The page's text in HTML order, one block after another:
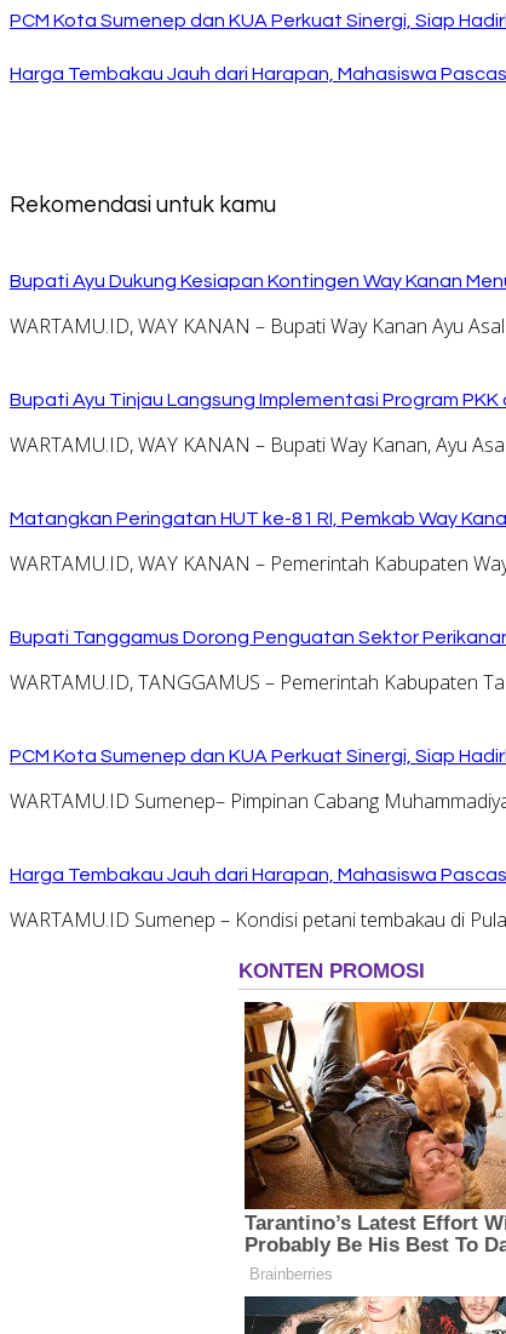
PCM Kota Sumenep dan KUA Perkuat Sinergi, Siap
Harga Tembakau Jauh dari Harapan, Mahasiswa
Rekomendasi untuk kamu
Bupati Ayu Dukung Kesiapan Kontingen Way Kanan
WARTAMU.ID, WAY KANAN – Bupati Way Kanan Ayu
Bupati Ayu Tinjau Langsung Implementasi Program PKK
WARTAMU.ID, WAY KANAN – Bupati Way Kanan, Ayu
Matangkan Peringatan HUT ke-81 RI, Pemkab Way
WARTAMU.ID, WAY KANAN – Pemerintah Kabupaten
Bupati Tanggamus Dorong Penguatan Sektor
WARTAMU.ID, TANGGAMUS – Pemerintah Kabupaten
PCM Kota Sumenep dan KUA Perkuat Sinergi, Siap
WARTAMU.ID Sumenep– Pimpinan Cabang
Harga Tembakau Jauh dari Harapan, Mahasiswa
WARTAMU.ID Sumenep – Kondisi petani tembakau di